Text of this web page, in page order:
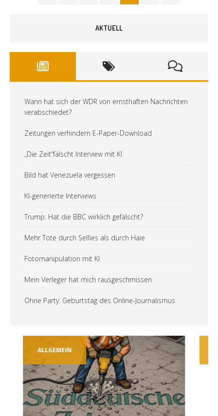
AKTUELL
Wann hat sich der WDR von ernsthaften Nachrichten
verabschiedet?
Zeitungen verhindern E-Paper-Download
„Die Zeit“fälscht Interview mit KI
Bild hat Venezuela vergessen
KI-generierte Interviews
Trump: Hat die BBC wirklich gefälscht?
Mehr Tote durch Selfies als durch Haie
Fotomanipulation mit KI
Mein Verleger hat mich rausgeschmissen
Ohne Party: Geburtstag des Online-Journalismus
ALLGEMEIN